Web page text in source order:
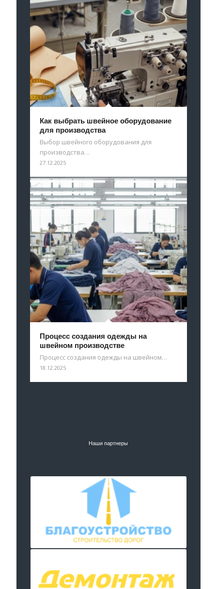
Как выбрать швейное оборудование
для производства
Выбор швейного оборудования для
производства…
27.12.2025
Процесс создания одежды на
швейном производстве
Процесс создания одежды на швейном…
18.12.2025
Наши партнеры